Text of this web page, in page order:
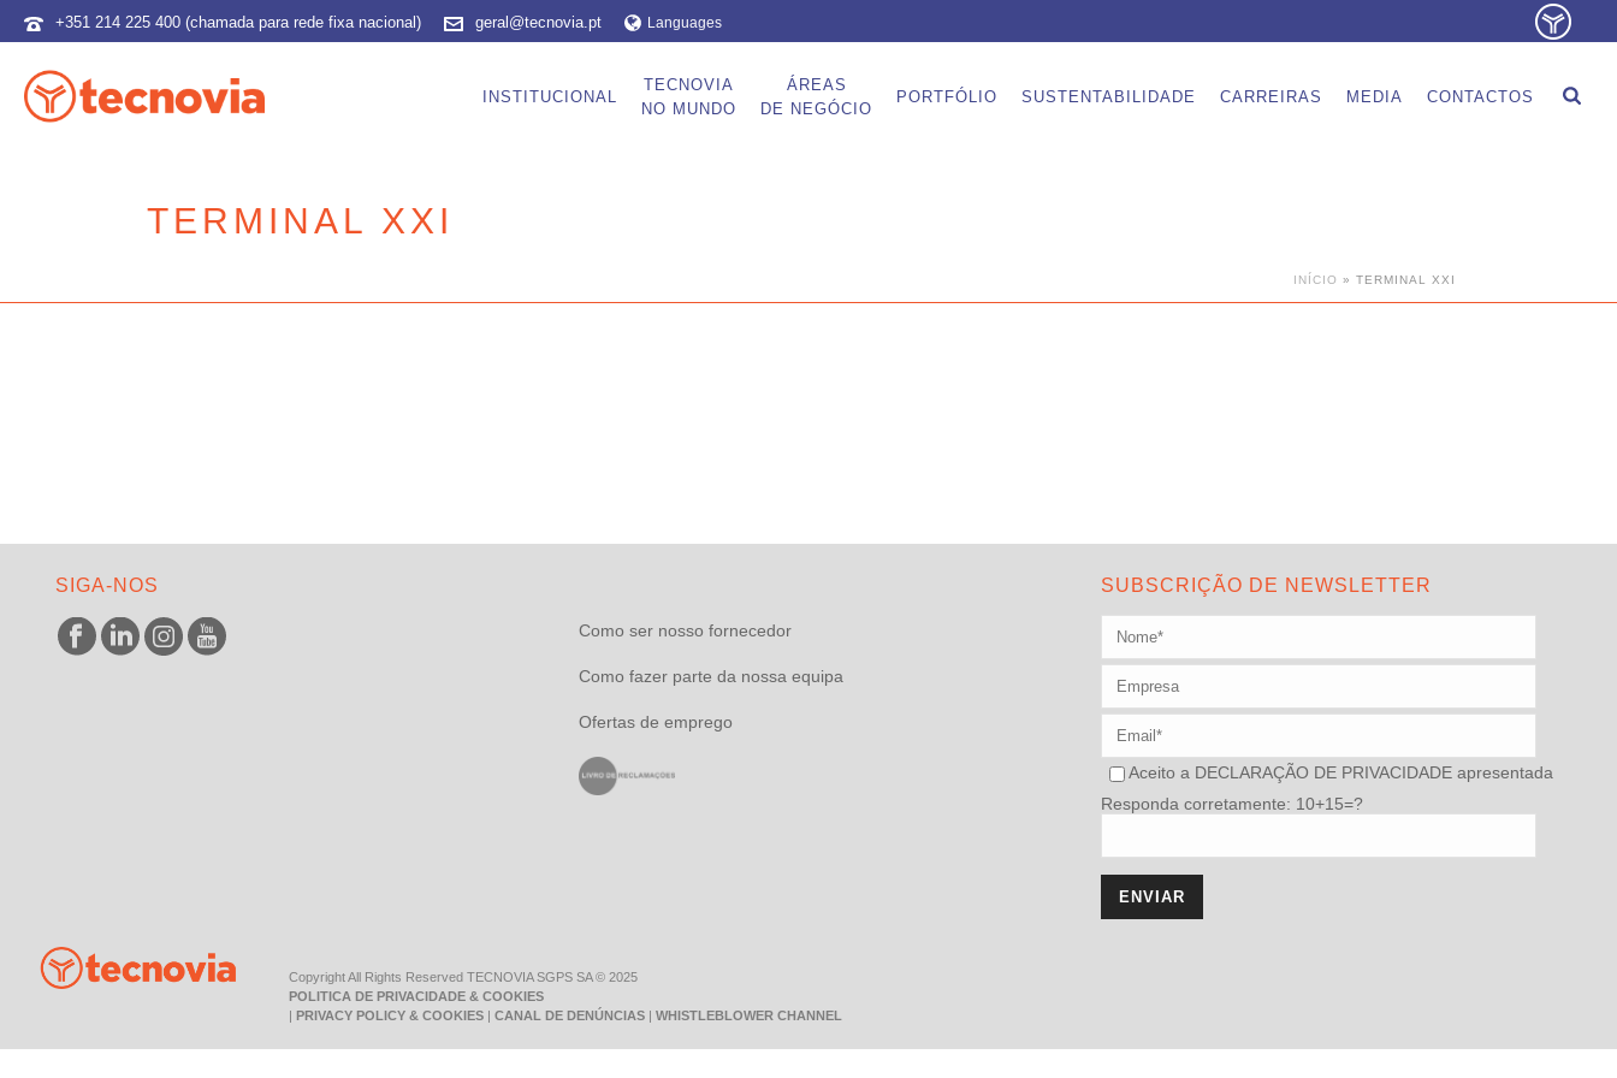
+351 214 225 400 (chamada para rede fixa nacional) geral@tecnovia.pt Languages
INSTITUCIONAL
TECNOVIA
NO MUNDO
ÁREAS
DE NEGÓCIO
PORTFÓLIO SUSTENTABILIDADE CARREIRAS MEDIA CONTACTOS
TERMINAL XXI
INÍCIO » TERMINAL XXI
SIGA-NOS
Como ser nosso fornecedor
Como fazer parte da nossa equipa
Ofertas de emprego
SUBSCRIÇÃO DE NEWSLETTER
Aceito a DECLARAÇÃO DE PRIVACIDADE apresentada
Responda corretamente: 10+15=?
Copyright All Rights Reserved TECNOVIA SGPS SA © 2025
POLITICA DE PRIVACIDADE & COOKIES
| PRIVACY POLICY & COOKIES | CANAL DE DENÚNCIAS | WHISTLEBLOWER CHANNEL